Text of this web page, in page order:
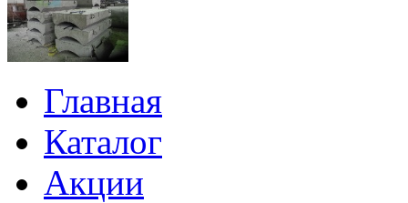
Главная
Каталог
Акции